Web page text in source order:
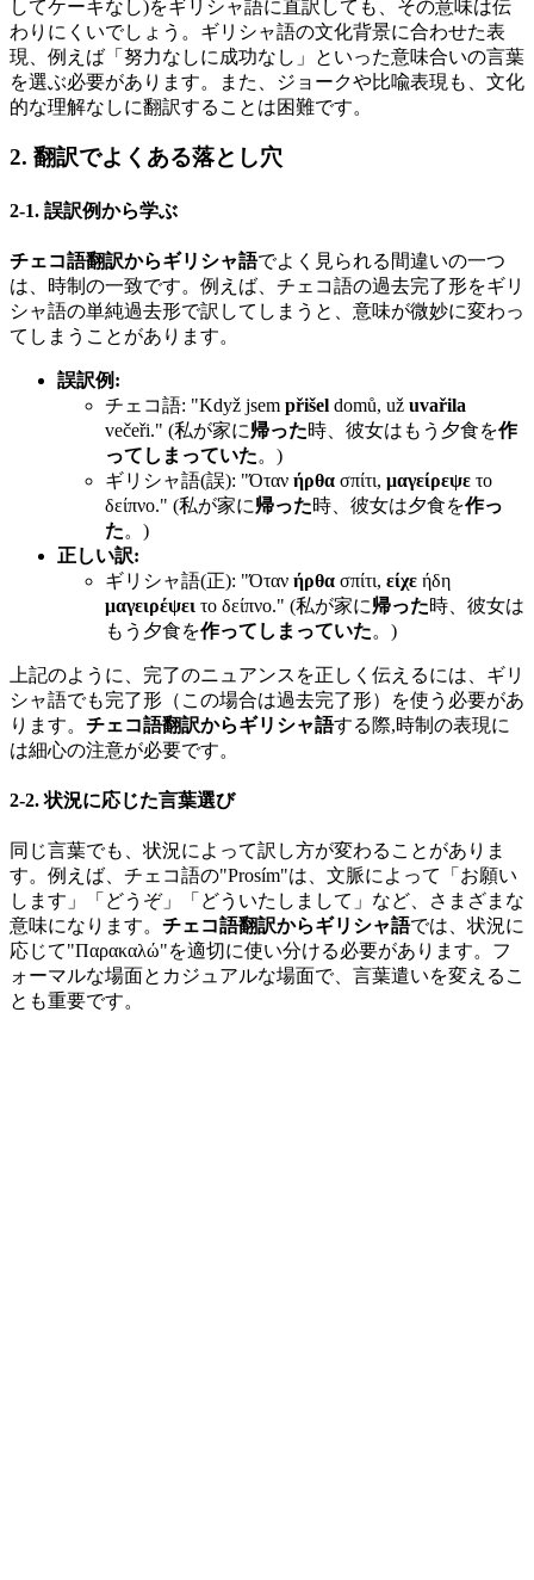
してケーキなし)をギリシャ語に直訳しても、その意味は伝
わりにくいでしょう。ギリシャ語の文化背景に合わせた表
現、例えば「努力なしに成功なし」といった意味合いの言葉
を選ぶ必要があります。また、ジョークや比喩表現も、文化
的な理解なしに翻訳することは困難です。
2. 翻訳でよくある落とし穴
2-1. 誤訳例から学ぶ
チェコ語翻訳からギリシャ語でよく見られる間違いの一つ
は、時制の一致です。例えば、チェコ語の過去完了形をギリ
シャ語の単純過去形で訳してしまうと、意味が微妙に変わっ
てしまうことがあります。
誤訳例:
チェコ語: "Když jsem přišel domů, už uvařila
večeři." (私が家に帰った時、彼女はもう夕食を作
ってしまっていた。)
ギリシャ語(誤): "Όταν ήρθα σπίτι, μαγείρεψε το
δείπνο." (私が家に帰った時、彼女は夕食を作っ
た。)
正しい訳:
ギリシャ語(正): "Όταν ήρθα σπίτι, είχε ήδη
μαγειρέψει το δείπνο." (私が家に帰った時、彼女は
もう夕食を作ってしまっていた。)
上記のように、完了のニュアンスを正しく伝えるには、ギリ
シャ語でも完了形（この場合は過去完了形）を使う必要があ
ります。 チェコ語翻訳からギリシャ語する際,時制の表現に
は細心の注意が必要です。
2-2. 状況に応じた言葉選び
同じ言葉でも、状況によって訳し方が変わることがありま
す。例えば、チェコ語の"Prosím"は、文脈によって「お願い
します」「どうぞ」「どういたしまして」など、さまざまな
意味になります。 チェコ語翻訳からギリシャ語では、状況に
応じて"Παρακαλώ"を適切に使い分ける必要があります。フ
ォーマルな場面とカジュアルな場面で、言葉遣いを変えるこ
とも重要です。